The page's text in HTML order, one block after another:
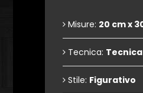
Misure: 20 cm x
Tecnica:
Stile: Figurativo